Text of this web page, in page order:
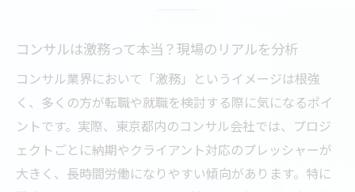
コンサルは激務って本当？現場のリアルを分析
コンサル業界において「激務」というイメージは根強
く、多くの方が転職や就職を検討する際に気になるポイ
ントです。実際、東京都内のコンサル会社では、プロジ
ェクトごとに納期やクライアント対応のプレッシャーが
大きく、長時間労働になりやすい傾向があります。特に